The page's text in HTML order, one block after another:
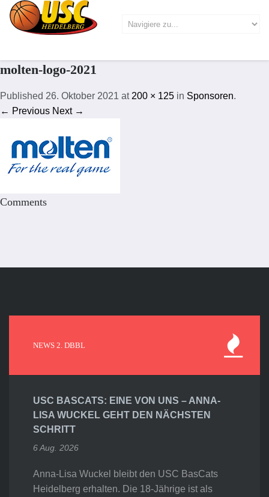
molten-logo-2021
Published 26. Oktober 2021 at 200 × 125 in Sponsoren.
← Previous Next →
Comments
NEWS 2. DBBL
USC BASCATS: EINE VON UNS – ANNA-
LISA WUCKEL GEHT DEN NÄCHSTEN
SCHRITT
6 Aug. 2026
Anna-Lisa Wuckel bleibt den USC BasCats
Heidelberg erhalten. Die 18-Jährige ist als